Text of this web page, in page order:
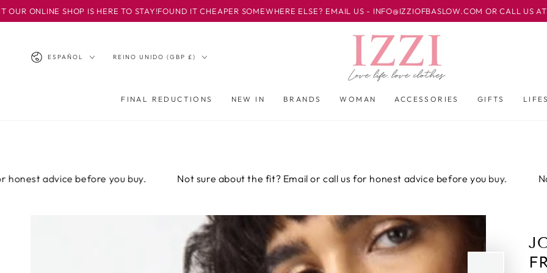
IR AL
CONTENIDO
SHOP IS HERE TO STAY!FOUND IT CHEAPER SOMEWHERE ELSE? EMAIL US - INFO@IZZIOFBASLOW.COM OR CALL US AT 01246
IdiomaESPAÑOL País/región
REINO UNIDO (GBP £)
FINAL REDUCTIONS NEW IN BRANDS WOMAN ACCESSORIES GIFTS
before you buy. Not sure about the fit? Email or call us for honest advice before you buy. Not sure